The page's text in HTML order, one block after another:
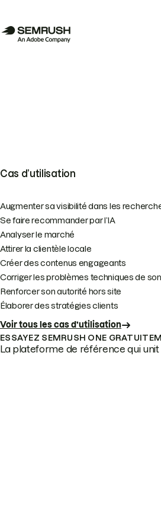
Cas d’utilisation
Augmenter sa visibilité dans les
Se faire recommander par l’IA
Analyser le marché
Attirer la clientèle locale
Créer des contenus engageants
Corriger les problèmes techniques de
Renforcer son autorité hors site
Élaborer des stratégies clients
Voir tous les cas d’utilisation
ESSAYEZ SEMRUSH ONE
La plateforme de référence qui unit